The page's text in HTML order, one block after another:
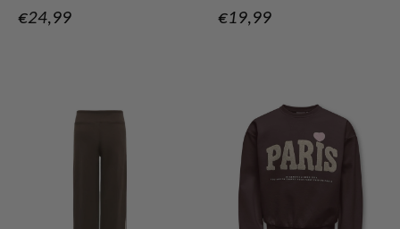
Verkoopprijs
€24,99 Verkoopprijs
€19,99